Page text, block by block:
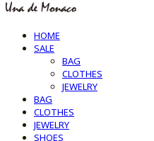
HOME
SALE
BAG
CLOTHES
JEWELRY
BAG
CLOTHES
JEWELRY
SHOES